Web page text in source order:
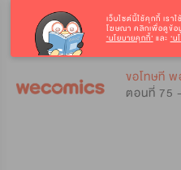
ขอโทษที พ
ตอนที่ 75
เว็บไซต์นี้ใช้คุกกี้ เรา
โฆษณา คลิกเพื่อดูข้อ
‘นโยบายคุกกี้’ และ ‘